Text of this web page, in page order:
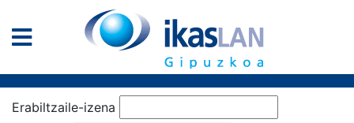
Erabiltzaile-izena